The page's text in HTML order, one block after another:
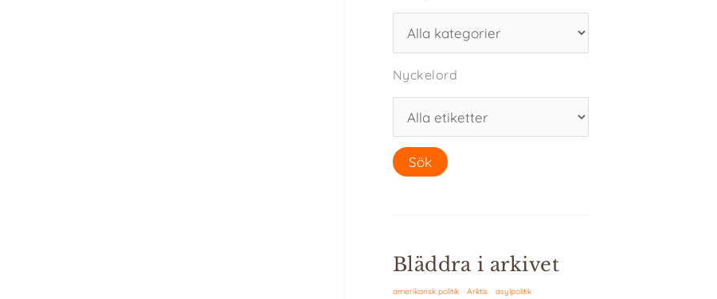
Nyckelord
Bläddra i arkivet
amerikansk politik Arktis asylpolitik